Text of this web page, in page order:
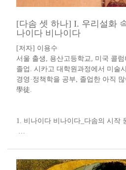
[다솜 셋 하나] I. 우리설화
나이다 비나이다
[저자] 이용수 ​​
서울 출생, 용산고등학교, 미국 콜
졸업. 시카고 대학원과정에서 미술
경영·정책학을 공부, 졸업한 아직
學徒​.​​​​
​1. 비나이다 비나이다​_​다솜의 시작
…